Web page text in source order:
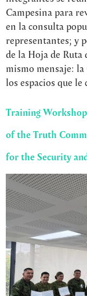
Campesina para
en la consulta
representantes; y
de la Hoja de
mismo mensaje:
los espacios que
Training
of the Truth
for the Security